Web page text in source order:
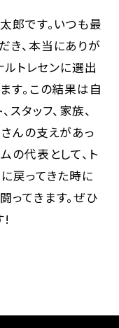
郎です。いつも最
き、本当にありが
ルトレセンに選出
す。この結果は自
タッフ、家族、
んの支えがあっ
の代表として、ト
戻ってきた時に
ってきます。ぜひ
!